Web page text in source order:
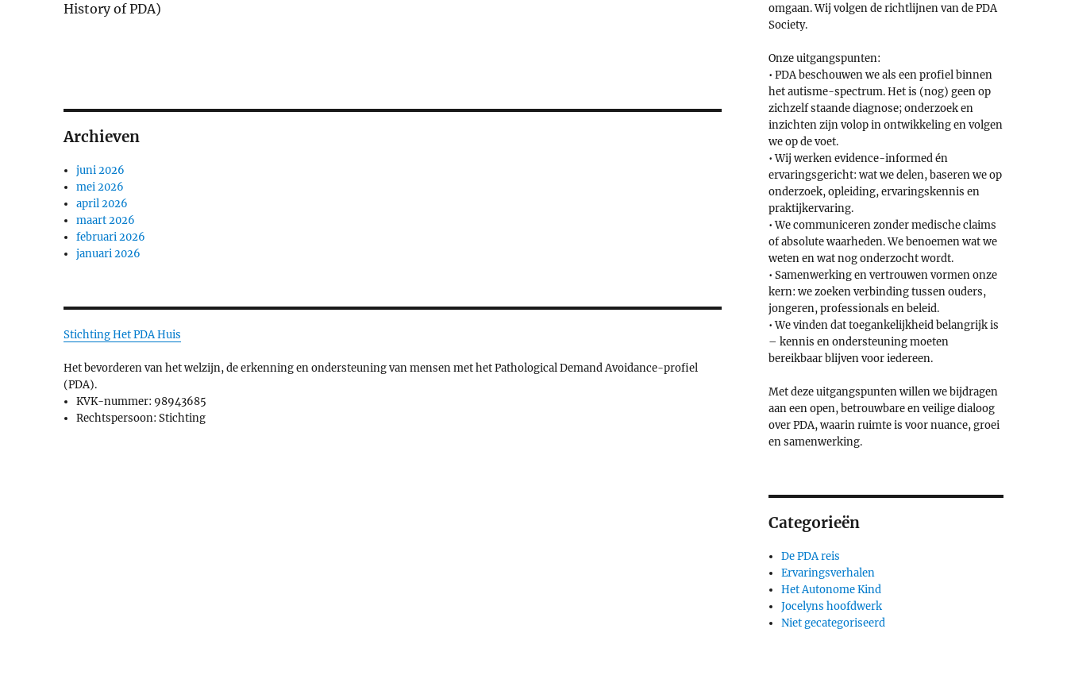
History of PDA)
Archieven
juni 2026
mei 2026
april 2026
maart 2026
februari 2026
januari 2026
StichtingHet PDA Huis
Het bevorderen van het welzijn, de erkenning en ondersteuning van mensen met het Pathological Demand Avoidance-profiel
(PDA).
KVK-nummer: 98943685
Rechtspersoon: Stichting
omgaan. Wij volgen de richtlijnen van de PDA
Society.
Onze uitgangspunten:
• PDA beschouwen we als een profiel binnen
het autisme-spectrum. Het is (nog) geen op
zichzelf staande diagnose; onderzoek en
inzichten zijn volop in ontwikkeling en volgen
we op de voet.
• Wij werken evidence-informed én
ervaringsgericht: wat we delen, baseren we op
onderzoek, opleiding, ervaringskennis en
praktijkervaring.
• We communiceren zonder medische claims
of absolute waarheden. We benoemen wat we
weten en wat nog onderzocht wordt.
• Samenwerking en vertrouwen vormen onze
kern: we zoeken verbinding tussen ouders,
jongeren, professionals en beleid.
• We vinden dat toegankelijkheid belangrijk is
– kennis en ondersteuning moeten
bereikbaar blijven voor iedereen.
Met deze uitgangspunten willen we bijdragen
aan een open, betrouwbare en veilige dialoog
over PDA, waarin ruimte is voor nuance, groei
en samenwerking.
Categorieën
De PDA reis
Ervaringsverhalen
Het Autonome Kind
Jocelyns hoofdwerk
Niet gecategoriseerd